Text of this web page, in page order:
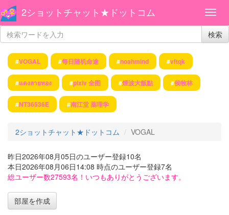
2ショットチャット★ドットコム
検索
#VOGAL #每日随机命途 #noahmind #vftqk
#แดงลายทอง #pixiv 全图 #煙波大飯點 #侯牧林
#NT36536E #南江堂 薬理学
2ショットチャット★ドットコム VOGAL
昨日2026年08月05日のユーザー登録10名
本日2026年08月06日14:08 時点のユーザー登録7名
総ユーザー数27593名！いつもありがとうございます。
部屋を作成